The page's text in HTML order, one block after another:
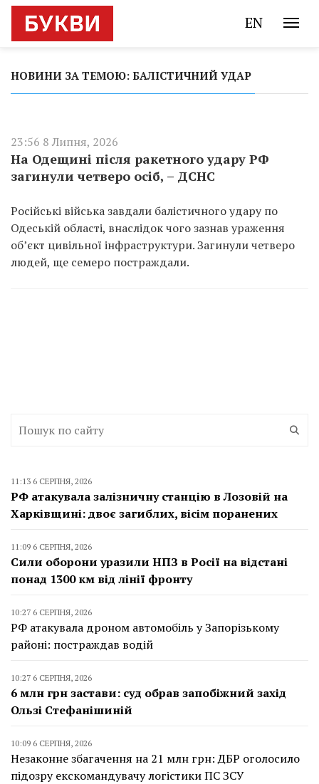
EN
НОВИНИ ЗА ТЕМОЮ: БАЛІСТИЧНИЙ УДАР
23:56 8 Липня, 2026
На Одещині після ракетного удару РФ
загинули четверо осіб, – ДСНС
Російські війська завдали балістичного удару по
Одеській області, внаслідок чого зазнав ураження
об’єкт цивільної інфраструктури. Загинули четверо
людей, ще семеро постраждали.
11:13 6 СЕРПНЯ, 2026
РФ атакувала залізничну станцію в Лозовій на
Харківщині: двоє загиблих, вісім поранених
11:09 6 СЕРПНЯ, 2026
Сили оборони уразили НПЗ в Росії на відстані
понад 1300 км від лінії фронту
10:27 6 СЕРПНЯ, 2026
РФ атакувала дроном автомобіль у Запорізькому
районі: постраждав водій
10:27 6 СЕРПНЯ, 2026
6 млн грн застави: суд обрав запобіжний захід
Ользі Стефанішиній
10:09 6 СЕРПНЯ, 2026
Незаконне збагачення на 21 млн грн: ДБР оголосило
підозру екскомандувачу логістики ПС ЗСУ